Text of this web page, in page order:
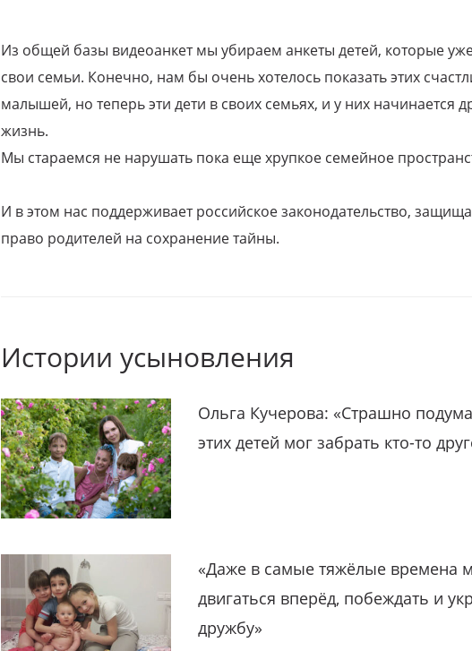
Из общей базы видеоанкет мы убираем анкеты детей, которые
свои семьи. Конечно, нам бы очень хотелось показать этих
малышей, но теперь эти дети в своих семьях, и у них начинается
жизнь.
Мы стараемся не нарушать пока еще хрупкое семейное
И в этом нас поддерживает российское законодательство,
право родителей на сохранение тайны.
Истории усыновления
Ольга Кучерова: «Страшно
этих детей мог забрать кто-то
«Даже в самые тяжёлые времена
двигаться вперёд, побеждать и
дружбу»